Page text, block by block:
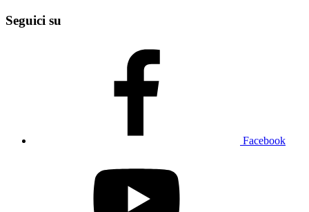
Seguici su
Facebook